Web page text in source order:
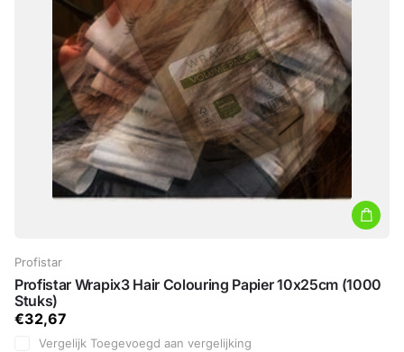
Profistar
Profistar Wrapix3 Hair Colouring Papier 10x25cm (1000
Stuks)
€32,67
Vergelijk Toegevoegd aan vergelijking